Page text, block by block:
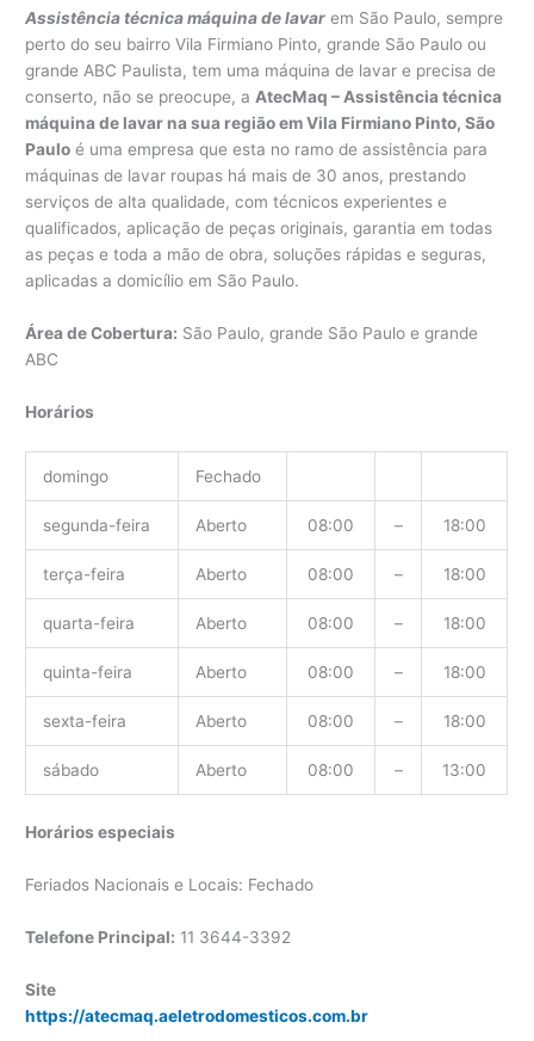
Assistência técnica máquina de lavar em São Paulo, sempre
perto do seu bairro Vila Firmiano Pinto, grande São Paulo ou
grande ABC Paulista, tem uma máquina de lavar e precisa de
conserto, não se preocupe, aAtecMaq – Assistência técnica
máquina de lavar na sua região em Vila Firmiano Pinto, São
Paulo é uma empresa que esta no ramo de assistência para
máquinas de lavar roupas há mais de 30 anos, prestando
serviços de alta qualidade, com técnicos experientes e
qualificados, aplicação de peças originais, garantia em todas
as peças e toda a mão de obra, soluções rápidas e seguras,
aplicadas a domicílio em São Paulo.
Área de Cobertura: São Paulo, grande São Paulo e grande
ABC
Horários
domingo Fechado
segunda-feira Aberto 08:00 – 18:00
terça-feira Aberto 08:00 – 18:00
quarta-feira Aberto 08:00 – 18:00
quinta-feira Aberto 08:00 – 18:00
sexta-feira Aberto 08:00 – 18:00
sábado Aberto 08:00 – 13:00
Horários especiais
Feriados Nacionais e Locais: Fechado
Telefone Principal: 11 3644-3392
Site
https://atecmaq.aeletrodomesticos.com.br